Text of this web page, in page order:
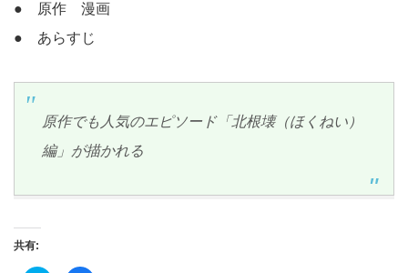
● 原作 漫画
● あらすじ
原作でも人気のエピソード「北根壊（ほくねい）
編」が描かれる
共有: